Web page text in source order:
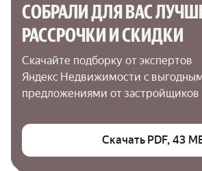
СОБРАЛИ ДЛЯ ВАС
РАССРОЧКИ И СКИДКИ
Скачайте подборку от экспертов
Яндекс Недвижимости с
предложениями от застройщиков
Скачать PDF, 43